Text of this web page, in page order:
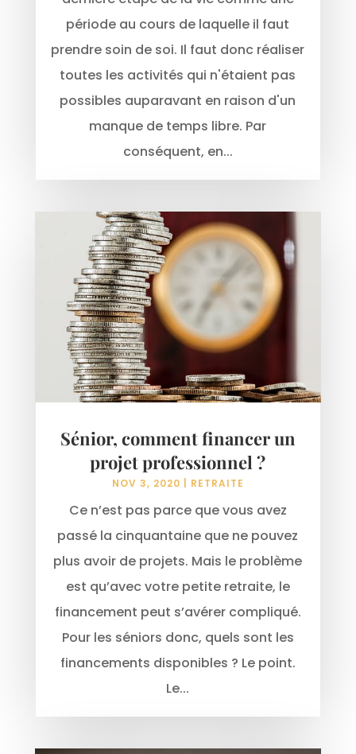
période au cours de laquelle il faut
prendre soin de soi. Il faut donc réaliser
toutes les activités qui n'étaient pas
possibles auparavant en raison d'un
manque de temps libre. Par
conséquent, en...
Sénior, comment financer un
projet professionnel ?
NOV 3, 2020 RETRAITE
Ce n’est pas parce que vous avez
passé la cinquantaine que ne pouvez
plus avoir de projets. Mais le problème
est qu’avec votre petite retraite, le
financement peut s’avérer compliqué.
Pour les séniors donc, quels sont les
financements disponibles ? Le point.
Le...